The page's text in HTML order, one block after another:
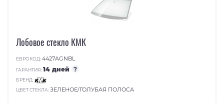
Лобовое стекло КМК
ЕВРОКОД:4427AGNBL
ГАРАНТИЯ:14 дней ?
БРЕНД:
ЦВЕТ СТЕКЛА:ЗЕЛЕНОЕ/ГОЛУБАЯ ПОЛОСА